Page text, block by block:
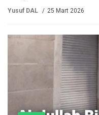
Yusuf DAL 25 Mart 2026